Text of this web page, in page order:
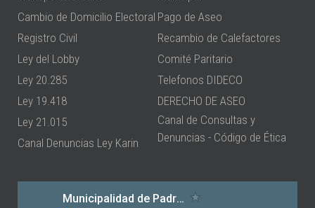
Cambio de Domicilio Electoral
Registro Civil
Ley del Lobby
Ley 20.285
Ley 19.418
Ley 21.015
Canal Denuncias Ley Karin
Pago de Aseo
Recambio de Calefactores
Comité Paritario
Telefonos DIDECO
DERECHO DE ASEO
Canal de Consultas y
Denuncias - Código de Ética